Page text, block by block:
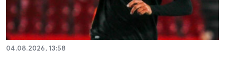
04.08.2026, 13:58